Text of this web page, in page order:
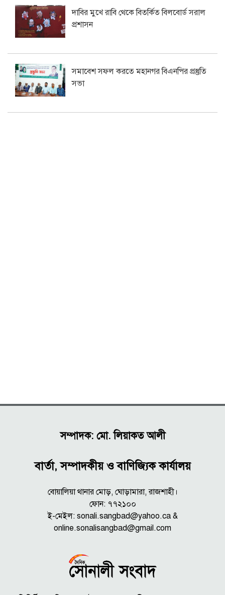
দাবির মুখে রাবি থেকে বিতর্কিত বিলবোর্ড সরাল
প্রশাসন
সমাবেশ সফল করতে মহানগর বিএনপির প্রস্তুতি
সভা
সম্পাদক: মো. লিয়াকত আলী
বার্তা, সম্পাদকীয় ও বাণিজ্যিক কার্যালয়
বোয়ালিয়া থানার মোড়, ঘোড়ামারা, রাজশাহী।
ফোন: ৭৭২১০০
ই-মেইল: sonali.sangbad@yahoo.ca &
online.sonalisangbad@gmail.com